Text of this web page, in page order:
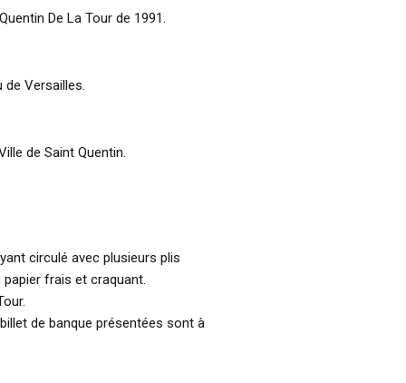
De La Tour de 1991.
de Versailles.
de Saint Quentin.
circulé avec plusieurs plis
frais et craquant.
de banque présentées sont à